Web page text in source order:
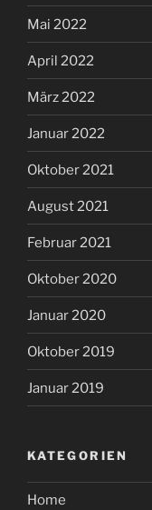
Mai 2022
April 2022
März 2022
Januar 2022
Oktober 2021
August 2021
Februar 2021
Oktober 2020
Januar 2020
Oktober 2019
Januar 2019
KATEGORIEN
Home